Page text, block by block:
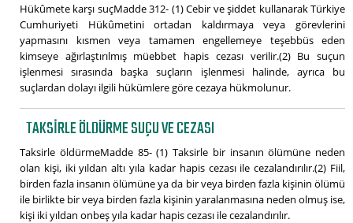
Hükûmete karşı suçMadde 312- (1) Cebir ve şiddet kullanarak Türkiye
Cumhuriyeti Hükûmetini ortadan kaldırmaya veya görevlerini
yapmasını kısmen veya tamamen engellemeye teşebbüs eden
kimseye ağırlaştırılmış müebbet hapis cezası verilir.(2) Bu suçun
işlenmesi sırasında başka suçların işlenmesi halinde, ayrıca bu
suçlardan dolayı ilgili hükümlere göre cezaya hükmolunur.
TAKSIRLE ÖLDÜRME SUÇU VE CEZASI
Taksirle öldürmeMadde 85- (1) Taksirle bir insanın ölümüne neden
olan kişi, iki yıldan altı yıla kadar hapis cezası ile cezalandırılır.(2) Fiil,
birden fazla insanın ölümüne ya da bir veya birden fazla kişinin ölümü
ile birlikte bir veya birden fazla kişinin yaralanmasına neden olmuş ise,
kişi iki yıldan onbeş yıla kadar hapis cezası ile cezalandırılır.